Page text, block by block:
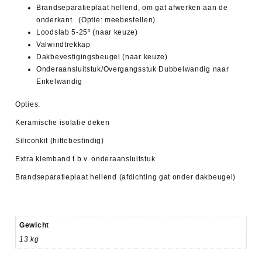
Brandseparatieplaat hellend, om gat afwerken aan de
onderkant. (Optie: meebestellen)
Loodslab 5-25º (naar keuze)
Valwindtrekkap
Dakbevestigingsbeugel (naar keuze)
Onderaansluitstuk/Overgangsstuk Dubbelwandig naar
Enkelwandig
Opties:
Keramische isolatie deken
Siliconkit (hittebestindig)
Extra klemband t.b.v. onderaansluitstuk
Brandseparatieplaat hellend (afdichting gat onder dakbeugel)
Gewicht
13 kg